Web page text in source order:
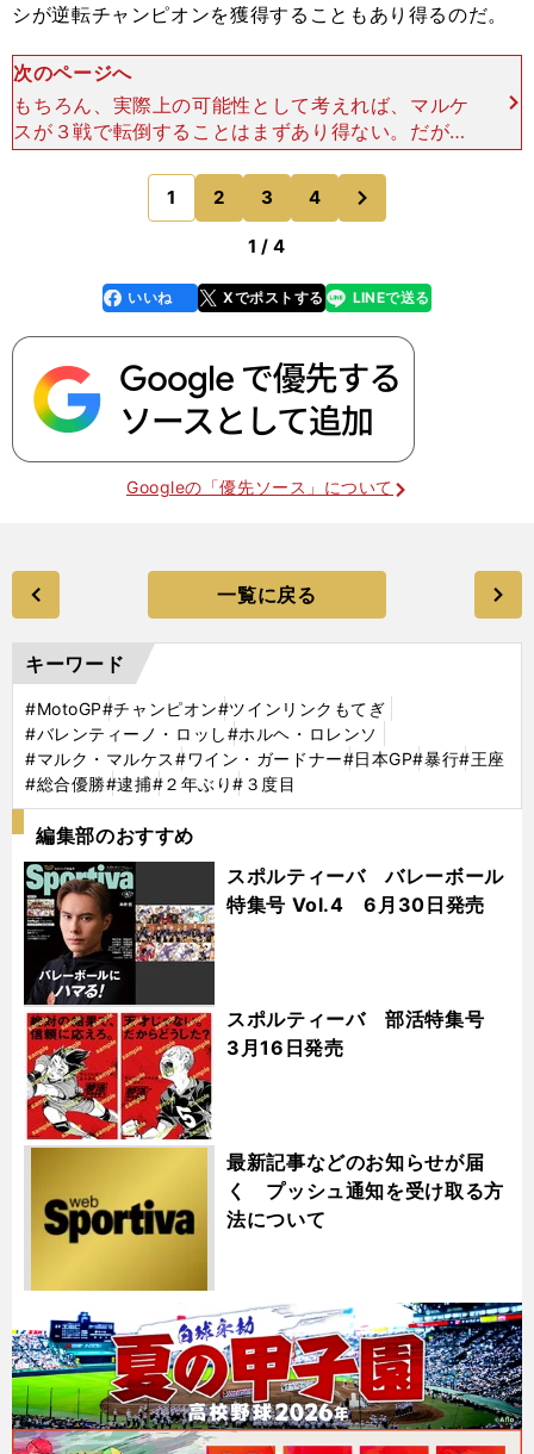
シが逆転チャンピオンを獲得することもあり得るのだ。
次のページへ
もちろん、実際上の可能性として考えれば、マルケ
スが３戦で転倒することはまずあり得ない。だが、
それと同様なくらい、第15戦終了時に76ポイント
差が開くことは非現実的な想定にも思えた。という
のも、この76
1 2 3 4
のページへ
1 / 4
faceboo
k
いいね Xでポストする
line LINEで送る
Googleの「優先ソース」について
一覧に戻る
キーワード
#MotoGP#チャンピオン#ツインリンクもてぎ
#バレンティーノ・ロッし#ホルヘ・ロレンソ
#マルク・マルケス#ワイン・ガードナー#日本GP#暴行#王座
#総合優勝#逮捕#２年ぶり#３度目
編集部のおすすめ
スポルティーバ バレーボール
特集号 Vol.4 6月30日発売
スポルティーバ 部活特集号
3月16日発売
最新記事などのお知らせが届
く プッシュ通知を受け取る方
法について